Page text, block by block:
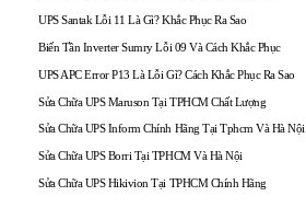
UPS Santak Lỗi 11 Là Gì? Khắc Phục Ra Sao
Biến Tần Inverter Sumry Lỗi 09 Và Cách Khắc Phục
UPS APC Error P13 Là Lỗi Gì? Cách Khắc Phục Ra Sao
Sửa Chữa UPS Maruson Tại TPHCM Chất Lượng
Sửa Chữa UPS Inform Chính Hãng Tại Tphcm Và Hà Nội
Sửa Chữa UPS Borri Tại TPHCM Và Hà Nội
Sửa Chữa UPS Hikivion Tại TPHCM Chính Hãng